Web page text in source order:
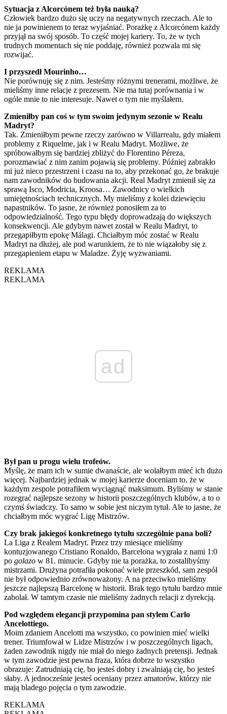
Sytuacja z Alcorcónem też była nauką?
Człowiek bardzo dużo się uczy na negatywnych rzeczach. Ale to
nie ja powinienem to teraz wyjaśniać. Porażkę z Alcorcónem każdy
przyjął na swój sposób. To część mojej kariery. To, że w tych
trudnych momentach się nie poddaję, również pozwala mi się
rozwijać.
I przyszedł Mourinho…
Nie porównuję się z nim. Jesteśmy różnymi trenerami, możliwe, że
mieliśmy inne relacje z prezesem. Nie ma tutaj porównania i w
ogóle mnie to nie interesuje. Nawet o tym nie myślałem.
Zmieniłby pan coś w tym swoim jedynym sezonie w Realu
Madryt?
Tak. Zmieniłbym pewne rzeczy zarówno w Villarrealu, gdy miałem
problemy z Riquelme, jak i w Realu Madryt. Możliwe, że
spróbowałbym się bardziej zbliżyć do Florentino Péreza,
porozmawiać z nim zanim pojawią się problemy. Później zabrakło
mi już nieco przestrzeni i czasu na to, aby przekonać go, że brakuje
nam zawodników do budowania akcji. Real Madryt zmienił się za
sprawą Isco, Modricia, Kroosa… Zawodnicy o wielkich
umiejętnościach technicznych. My mieliśmy z kolei dziewięciu
napastników. To jasne, że również ponosiłem za to
odpowiedzialność. Tego typu błędy doprowadzają do większych
konsekwencji. Ale gdybym nawet został w Realu Madryt, to
przegapiłbym epokę Málagi. Chciałbym móc zostać w Realu
Madryt na dłużej, ale pod warunkiem, że to nie wiązałoby się z
przegapieniem etapu w Maladze. Żyję wyzwaniami.
REKLAMA
REKLAMA
ad
Był pan u progu wielu trofeów.
Myślę, że mam ich w sumie dwanaście, ale wolałbym mieć ich dużo
więcej. Najbardziej jednak w mojej karierze doceniam to, że w
każdym zespole potrafiłem wyciągnąć maksimum. Byliśmy w stanie
rozegrać najlepsze sezony w historii poszczególnych klubów, a to o
czymś świadczy. To samo w sobie jest niczym tytuł. Ale to jasne, że
chciałbym móc wygrać Ligę Mistrzów.
Czy brak jakiegoś konkretnego tytułu szczególnie pana boli?
La Liga z Realem Madryt. Przez trzy miesiące mieliśmy
kontuzjowanego Cristiano Ronaldo, Barcelona wygrała z nami 1:0
po golazo w 81. minucie. Gdyby nie ta porażka, to zostalibyśmy
mistrzami. Drużyna potrafiła pokonać wiele przeszkód, sam zespół
nie był odpowiednio zrównoważony. A na przeciwko mieliśmy
jeszcze najlepszą Barcelonę w historii. Brak tego tytułu bardzo mnie
zabolał. W tamtym czasie nie mieliśmy żadnych relacji z dyrekcją.
Pod względem elegancji przypomina pan stylem Carlo
Ancelottiego.
Moim zdaniem Ancelotti ma wszystko, co powinien mieć wielki
trener. Triumfował w Lidze Mistrzów i w poszczególnych ligach,
żaden zawodnik nigdy nie miał do niego żadnych pretensji. Jednak
w tym zawodzie jest pewna fraza, która dobrze to wszystko
obrazuje: Zatrudniają cię, bo jesteś dobry i zwalniają cię, bo jesteś
słaby. A jednocześnie jesteś oceniany przez amatorów, którzy nie
mają bladego pojęcia o tym zawodzie.
REKLAMA